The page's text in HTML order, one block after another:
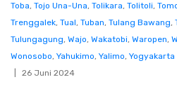
Toba, Tojo Una-Una, Tolikara, Tolitoli,
Trenggalek, Tual, Tuban, Tulang Bawang,
Tulungagung, Wajo, Wakatobi, Waropen,
Wonosobo, Yahukimo, Yalimo, Yogyakarta
26 Juni 2024